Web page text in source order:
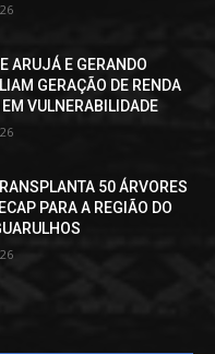
ARUJÁ E GERANDO
GERAÇÃO DE RENDA
VULNERABILIDADE
50 ÁRVORES
PARA A REGIÃO DO